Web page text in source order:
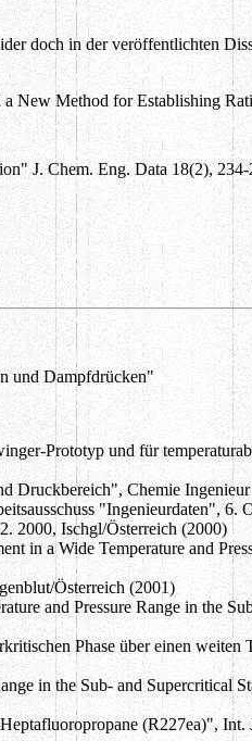
doch in der veröffentlichten
New Method for Establishing
J. Chem. Eng. Data 18(2),
und Dampfdrücken"
Prototyp und für
Druckbereich", Chemie
"Ingenieurdaten", 6.
2000, Ischgl/Österreich (2000)
in a Wide Temperature and
Österreich (2001)
and Pressure Range in the
Phase über einen weiten
in the Sub- and Supercritical
(R227ea)",